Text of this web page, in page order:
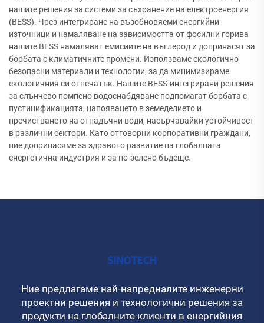
нашите решения за системи за съхранение на електроенергия
(BESS). Чрез интегриране на възобновяеми енергийни
източници и намаляване на зависимостта от фосилни горива
нашите BESS намаляват емисиите на въглерод и допринасят за
борбата с климатичните промени. Използваме екологично
безопасни материали и технологии, за да минимизираме
екологичния си отпечатък. Нашите BESS-интегрирани решения
за слънчево помпено водоснабдяване подпомагат борбата с
пустинификацията, напояването в земеделието и
пречистването на отпадъчни води, насърчавайки устойчивост
в различни сектори. Като отговорни корпоративни граждани,
ние допринасяме за здравото развитие на глобалната
енергетична индустрия и за по-зелено бъдеще.
Ние предлагаме най-напредналите инженерни
проектни решения и технологични решения за
продукти на глобалните клиенти в енергийния